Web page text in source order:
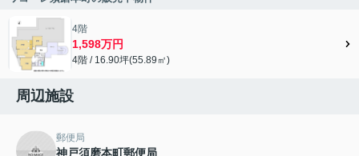
4階
1,598万円
4階 / 16.90坪(55.89㎡)
周辺施設
郵便局
神戸須磨本町郵便局